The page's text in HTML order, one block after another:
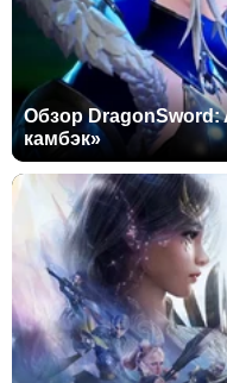
Обзор
камбэк»